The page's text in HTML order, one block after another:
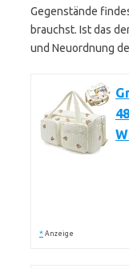
Gegenstände
brauchst. Ist das
und Neuordnung
* Anzeige